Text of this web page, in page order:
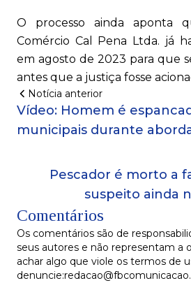
O processo ainda aponta
Comércio Cal Pena Ltda. já
em agosto de 2023 para que
antes que a justiça fosse
Notícia anterior
Vídeo: Homem é
municipais durante
Pescador é morto a
suspeito ainda
Comentários
Os comentários são de
seus autores e não representam a
achar algo que viole os termos de